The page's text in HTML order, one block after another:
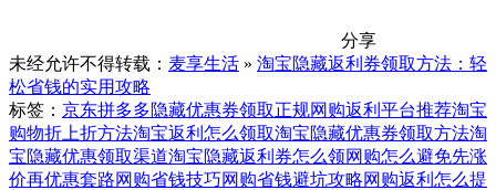
分享
未经允许不得转载： 麦享生活 » 淘宝隐藏返利券领取方法：轻
松省钱的实用攻略
标签： 京东拼多多隐藏优惠券领取正规网购返利平台推荐淘宝
购物折上折方法淘宝返利怎么领取淘宝隐藏优惠券领取方法淘
宝隐藏优惠领取渠道淘宝隐藏返利券怎么领网购怎么避免先涨
价再优惠套路网购省钱技巧网购省钱避坑攻略网购返利怎么提